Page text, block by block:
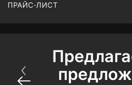
ПРАЙС-ЛИСТ